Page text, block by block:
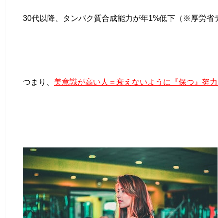
30代以降、タンパク質合成能力が年1%低下（※厚労省
つまり、 美意識が高い人＝衰えないように『保つ』努力